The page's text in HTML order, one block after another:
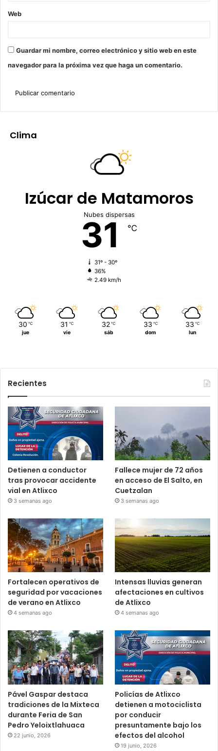
Web
Guardar mi nombre, correo electrónico y sitio web en este
navegador para la próxima vez que haga un comentario.
Clima
Izúcar de Matamoros
Nubes dispersas
31 ℃
31º - 30º
36%
2.49 km/h
30 ℃
jue
31 ℃
vie
32 ℃
sáb
33 ℃
dom
33 ℃
lun
Recientes
Detienen a conductor
tras provocar accidente
vial en Atlixco
3 semanas ago
Fallece mujer de 72 años
en acceso de El Salto, en
Cuetzalan
3 semanas ago
Fortalecen operativos de
seguridad por vacaciones
de verano en Atlixco
4 semanas ago
Intensas lluvias generan
afectaciones en cultivos
de Atlixco
4 semanas ago
Pável Gaspar destaca
tradiciones de la Mixteca
durante Feria de San
Pedro Yeloixtlahuaca
22 junio, 2026
Policías de Atlixco
detienen a motociclista
por conducir
presuntamente bajo los
efectos del alcohol
19 junio, 2026